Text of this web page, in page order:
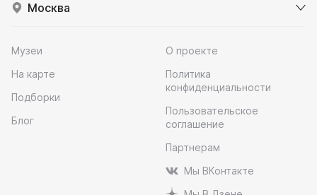
Москва
Музеи
На карте
Подборки
Блог
О проекте
Политика
конфиденциальности
Пользовательское
соглашение
Партнерам
Мы ВКонтакте